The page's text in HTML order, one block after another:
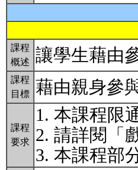
課程
概述
讓學生藉由
課程
目標 藉由親身參
課程
要求
1. 本課程限
2. 請詳閱「
3. 本課程部